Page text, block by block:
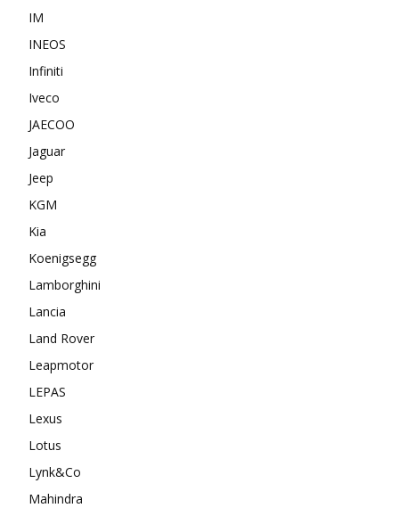
IM
INEOS
Infiniti
Iveco
JAECOO
Jaguar
Jeep
KGM
Kia
Koenigsegg
Lamborghini
Lancia
Land Rover
Leapmotor
LEPAS
Lexus
Lotus
Lynk&Co
Mahindra